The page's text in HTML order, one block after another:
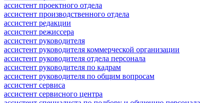
ассистент проектного отдела
ассистент производственного отдела
ассистент редакции
ассистент режиссера
ассистент руководителя
ассистент руководителя коммерческой организации
ассистент руководителя отдела персонала
ассистент руководителя по кадрам
ассистент руководителя по общим вопросам
ассистент сервиса
ассистент сервисного центра